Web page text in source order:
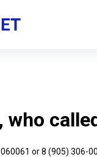
who
or 8 (905) 306-